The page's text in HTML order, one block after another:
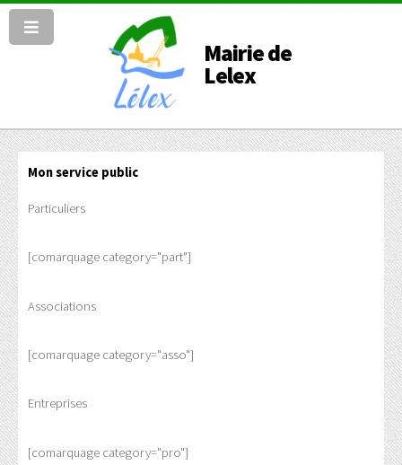
Mairie de
Lelex
Mon service public
Particuliers
[comarquage category="part"]
Associations
[comarquage category="asso"]
Entreprises
[comarquage category="pro"]